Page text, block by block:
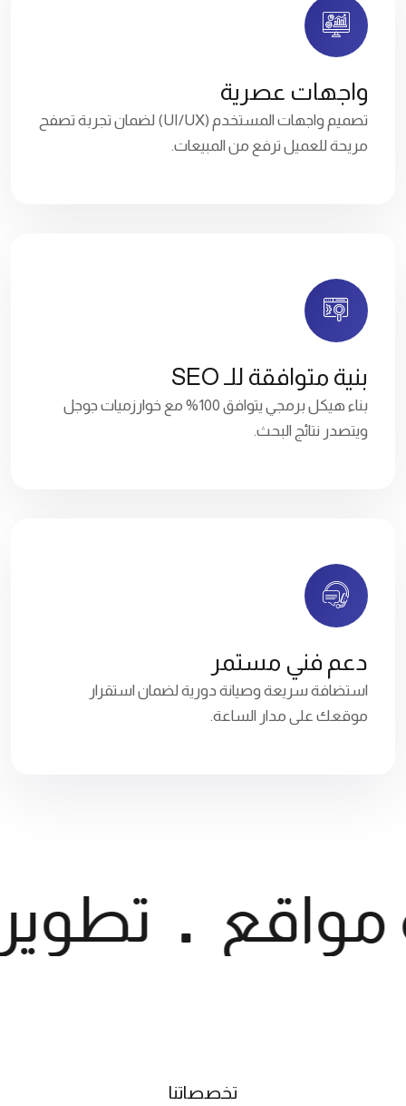
واجهات عصرية
تصميم واجهات المستخدم (UI/UX) لضمان تجربة تصفح
مريحة للعميل ترفع من المبيعات.
بنية متوافقة للـ SEO
بناء هيكل برمجي يتوافق 100% مع خوارزميات جوجل
ويتصدر نتائج البحث.
دعم فني مستمر
استضافة سريعة وصيانة دورية لضمان استقرار
موقعك على مدار الساعة.
تخصصاتنا